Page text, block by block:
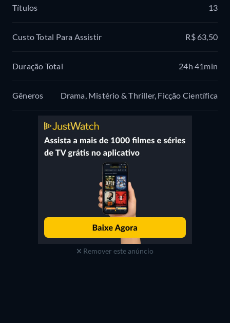
Títulos 13
Custo Total Para Assistir R$ 63,50
Duração Total 24h 41min
Gêneros Drama, Mistério & Thriller, Ficção Científica
Remover este anúncio